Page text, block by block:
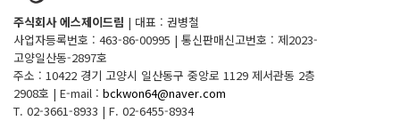
주식회사 에스제이드림 | 대표 : 권병철
사업자등록번호 : 463-86-00995 | 통신판매신고번호 : 제2023-
고양일산동-2897호
주소 : 10422 경기 고양시 일산동구 중앙로 1129 제서관동 2층
2908호 | E-mail : bckwon64@naver.com
T. 02-3661-8933 | F. 02-6455-8934